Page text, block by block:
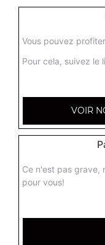
Assiette
Vous pouvez
Pour cela, suivez le
VOIR
Ce n'est pas grave,
pour vous!